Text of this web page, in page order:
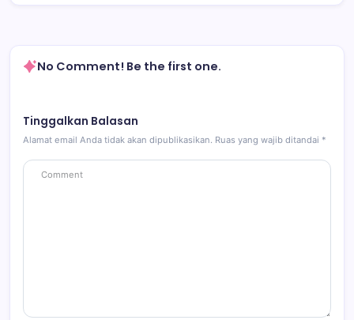
No Comment! Be the first one.
Tinggalkan Balasan
Alamat email Anda tidak akan dipublikasikan. Ruas yang wajib ditandai *